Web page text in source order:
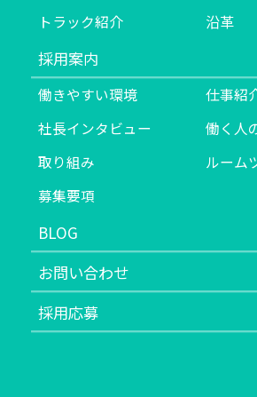
トラック紹介
沿革
採用案内
働きやすい環境
仕事紹
社長インタビュー
働く人
取り組み
ルーム
募集要項
BLOG
お問い合わせ
採用応募